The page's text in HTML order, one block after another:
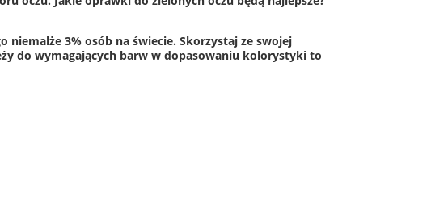
niemalże 3% osób na świecie. Skorzystaj ze swojej
do wymagających barw w dopasowaniu kolorystyki to